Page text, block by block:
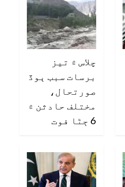
چلاس ۾ تيز
برسات سبب ٻوڏ
صورتحال،
مختلف حادثن ۾
6 ڄڻا فوت